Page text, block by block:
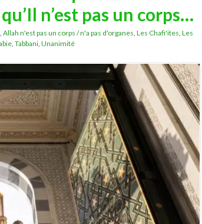
n’est pas un corps…
, Allah n'est pas un corps / n'a pas d'organes, Les Chafi'ites, Les
, Tabbani, Unanimité